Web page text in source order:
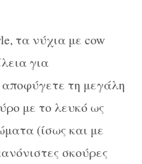
τα νύχια με cow
για
τη μεγάλη
με το λευκό ως
(ίσως και με
σκούρες